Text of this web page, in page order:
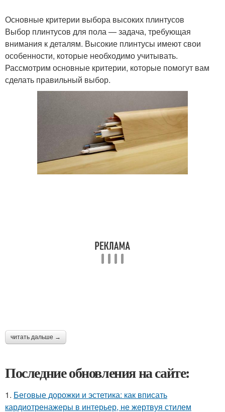
Основные критерии выбора высоких плинтусов
Выбор плинтусов для пола — задача, требующая
внимания к деталям. Высокие плинтусы имеют свои
особенности, которые необходимо учитывать.
Рассмотрим основные критерии, которые помогут вам
сделать правильный выбор.
читать дальше →
Последние обновления на сайте:
1. Беговые дорожки и эстетика: как вписать
кардиотренажеры в интерьер, не жертвуя стилем